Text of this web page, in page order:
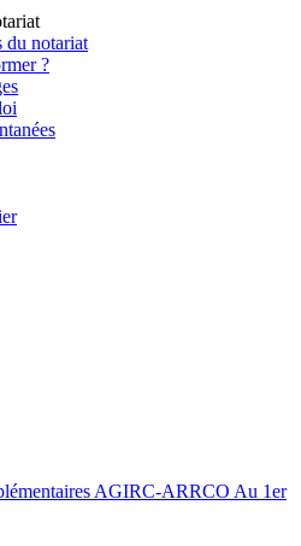
du notariat
?
AGIRC-ARRCO Au 1er